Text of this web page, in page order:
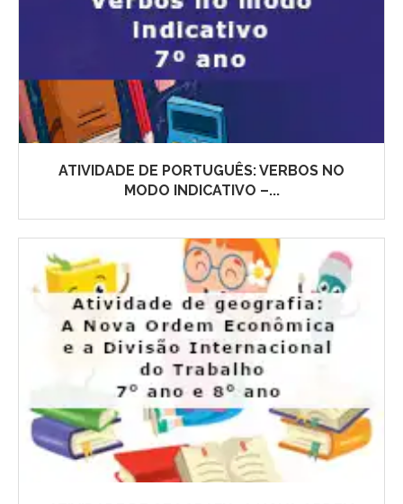
ATIVIDADE DE PORTUGUÊS: VERBOS NO
MODO INDICATIVO –...